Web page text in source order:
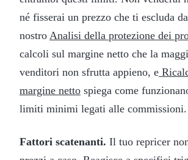
né fisserai un prezzo che ti escluda
nostro Analisi della protezione dei
calcoli sul margine netto che la
venditori non sfrutta appieno, e
margine netto spiega come
limiti minimi legati alle commissioni.
Fattori scatenanti. Il tuo repricer